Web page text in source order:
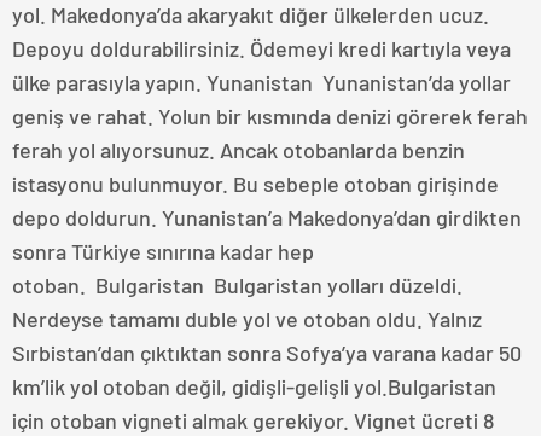
yol. Makedonya’da akaryakıt diğer ülkelerden ucuz.
Depoyu doldurabilirsiniz. Ödemeyi kredi kartıyla veya
ülke parasıyla yapın. Yunanistan Yunanistan’da yollar
geniş ve rahat. Yolun bir kısmında denizi görerek ferah
ferah yol alıyorsunuz. Ancak otobanlarda benzin
istasyonu bulunmuyor. Bu sebeple otoban girişinde
depo doldurun. Yunanistan’a Makedonya’dan girdikten
sonra Türkiye sınırına kadar hep
otoban. Bulgaristan Bulgaristan yolları düzeldi.
Nerdeyse tamamı duble yol ve otoban oldu. Yalnız
Sırbistan’dan çıktıktan sonra Sofya’ya varana kadar 50
km’lik yol otoban değil, gidişli-gelişli yol.Bulgaristan
için otoban vigneti almak gerekiyor. Vignet ücreti 8